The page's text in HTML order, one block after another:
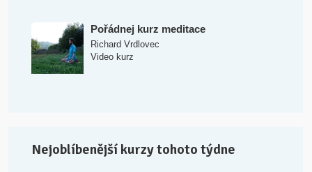
Pořádnej kurz meditace
Richard Vrdlovec
Video kurz
Nejoblíbenější kurzy tohoto týdne